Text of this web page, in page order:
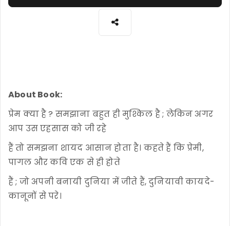
About Book:
प्रेम क्या है ? समझाना बहुत ही मुश्किल है ; लेकिन अगर
आप उस एहसास को जी रहे
हैं तो समझना शायद आसान होता है। कहते हैं कि प्रेमी,
पागल और कवि एक से ही होते
हैं ; जो अपनी बनायी दुनिया में जीते हैं, दुनियावी कायदे-
कानूनों से परे।